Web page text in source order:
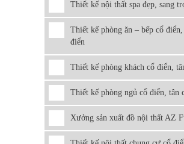
Thiết kế nội thất spa đẹp, sang
Thiết kế phòng ăn – bếp cổ
điển
Thiết kế phòng khách cổ điển,
Thiết kế phòng ngủ cổ điển, tân
Xưởng sản xuất đồ nội thất AZ